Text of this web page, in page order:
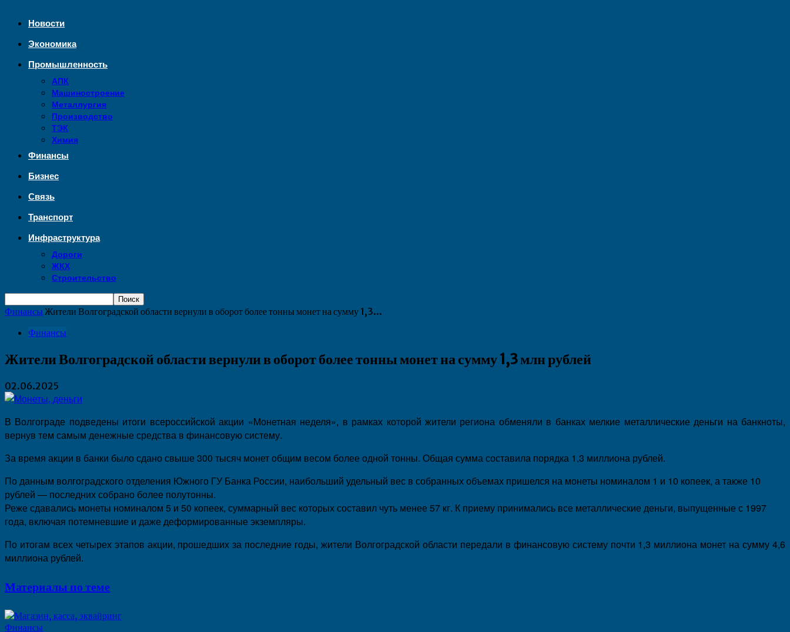
Новости
Экономика
Промышленность
АПК
Машиностроение
Металлургия
Производство
ТЭК
Химия
Финансы
Бизнес
Связь
Транспорт
Инфраструктура
Дороги
ЖКХ
Строительство
Финансы Жители Волгоградской области вернули в оборот более тонны монет на сумму 1,3...
Финансы
Жители Волгоградской области вернули в оборот более тонны монет на сумму 1,3 млн рублей
02.06.2025
В Волгограде подведены итоги всероссийской акции «Монетная неделя», в рамках которой жители региона обменяли в банках мелкие металлические деньги на банкноты,
вернув тем самым денежные средства в финансовую систему.
За время акции в банки было сдано свыше 300 тысяч монет общим весом более одной тонны. Общая сумма составила порядка 1,3 миллиона рублей.
По данным волгоградского отделения Южного ГУ Банка России, наибольший удельный вес в собранных объемах пришелся на монеты номиналом 1 и 10 копеек, а также 10
рублей — последних собрано более полутонны.
Реже сдавались монеты номиналом 5 и 50 копеек, суммарный вес которых составил чуть менее 57 кг. К приему принимались все металлические деньги, выпущенные с 1997
года, включая потемневшие и даже деформированные экземпляры.
По итогам всех четырех этапов акции, прошедших за последние годы, жители Волгоградской области передали в финансовую систему почти 1,3 миллиона монет на сумму 4,6
миллиона рублей.
Материалы по теме
Финансы